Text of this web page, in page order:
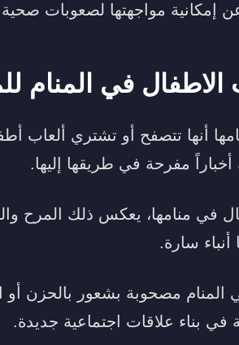
إمكانية مواجهتها لصعوبات صحية
الاطفال في المنام
أنها تتصفح أو تشتري ألعاب
مفرحة في طريقها إليها.
منامها، يعكس ذلك المرح
أنباء سارة.
مصحوبة بشعور بالحزن أو
في بناء علاقات اجتماعية جديدة.